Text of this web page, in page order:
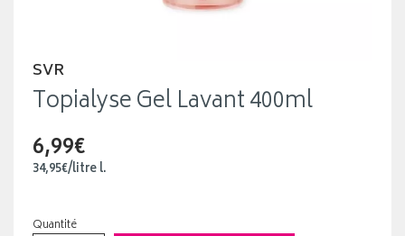
SVR
Topialyse Gel Lavant 400ml
6,99€
34,95€/litrel.
Quantité